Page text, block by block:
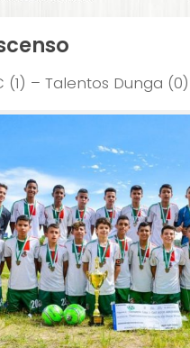
(1) – Talentos Dunga (0)